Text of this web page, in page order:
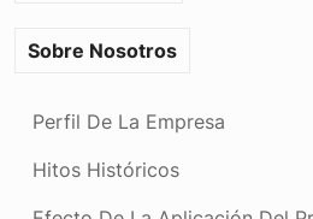
Sobre Nosotros
Perfil De La Empresa
Hitos Históricos